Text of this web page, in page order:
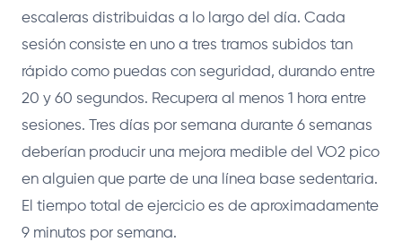
escaleras distribuidas a lo largo del día. Cada
sesión consiste en uno a tres tramos subidos tan
rápido como puedas con seguridad, durando entre
20 y 60 segundos. Recupera al menos 1 hora entre
sesiones. Tres días por semana durante 6 semanas
deberían producir una mejora medible del VO2 pico
en alguien que parte de una línea base sedentaria.
El tiempo total de ejercicio es de aproximadamente
9 minutos por semana.